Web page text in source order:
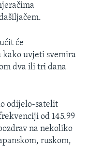
će
kako uvjeti svemira
dva ili tri dana
odijelo-satelit
od 145.99
na nekoliko
ruskom,